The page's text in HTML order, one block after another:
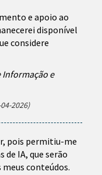
e apoio ao
disponível
considere
Informação e
2026)
pois permitiu-me
IA, que serão
conteúdos.